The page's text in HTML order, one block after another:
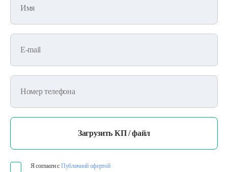
Имя
E-mail
Я согласен с Публичной офертой
Номер телефона
Загрузить КП / файл